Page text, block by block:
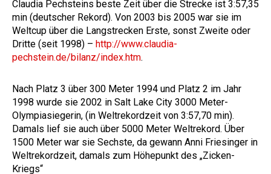
Claudia Pechsteins beste Zeit über die Strecke ist 3:57,35
min (deutscher Rekord). Von 2003 bis 2005 war sie im
Weltcup über die Langstrecken Erste, sonst Zweite oder
Dritte (seit 1998) – http://www.claudia-
pechstein.de/bilanz/index.htm.
Nach Platz 3 über 300 Meter 1994 und Platz 2 im Jahr
1998 wurde sie 2002 in Salt Lake City 3000 Meter-
Olympiasiegerin, (in Weltrekordzeit von 3:57,70 min).
Damals lief sie auch über 5000 Meter Weltrekord. Über
1500 Meter war sie Sechste, da gewann Anni Friesinger in
Weltrekordzeit, damals zum Höhepunkt des „Zicken-
Kriegs“